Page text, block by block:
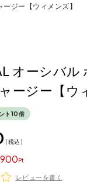
ジー【ウィメンズ】
オーシバル
ージー【ウ
ト10倍
税込
900
レビューを書く